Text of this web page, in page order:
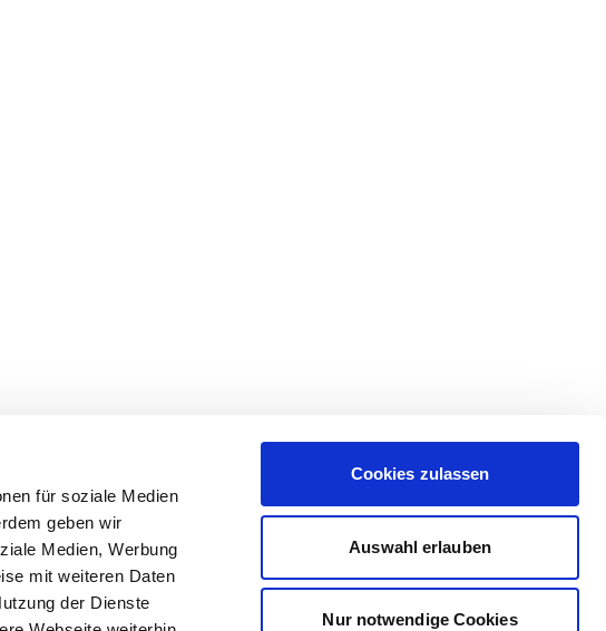
für soziale Medien
geben wir
Medien, Werbung
mit weiteren Daten
der Dienste
Cookies zulassen
Auswahl erlauben
Nur notwendige Cookies